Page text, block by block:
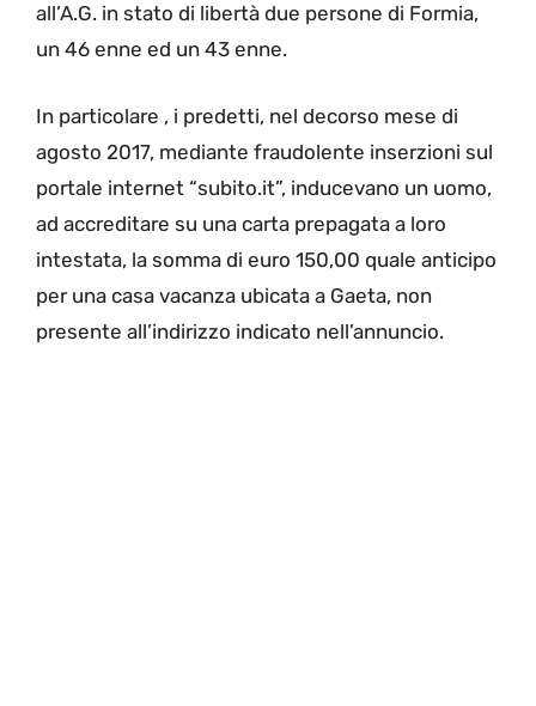
all’A.G. in stato di libertà due persone di Formia,
un 46 enne ed un 43 enne.
In particolare , i predetti, nel decorso mese di
agosto 2017, mediante fraudolente inserzioni sul
portale internet “subito.it”, inducevano un uomo,
ad accreditare su una carta prepagata a loro
intestata, la somma di euro 150,00 quale anticipo
per una casa vacanza ubicata a Gaeta, non
presente all’indirizzo indicato nell’annuncio.